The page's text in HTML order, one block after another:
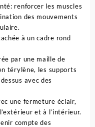
renforcer les muscles
des mouvements
à un cadre rond
par une maille de
térylène, les supports
avec des
une fermeture éclair,
et à l’intérieur.
compte des